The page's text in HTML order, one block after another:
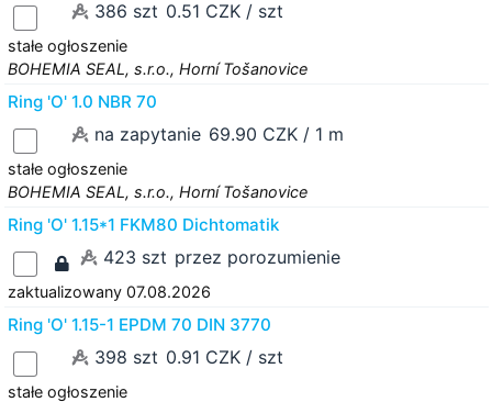
386 szt 0.51 CZK / szt
stałe ogłoszenie
BOHEMIA SEAL, s.r.o., Horní Tošanovice
Ring 'O' 1.0 NBR 70
na zapytanie 69.90 CZK / 1 m
stałe ogłoszenie
BOHEMIA SEAL, s.r.o., Horní Tošanovice
Ring 'O' 1.15*1 FKM80 Dichtomatik
423 szt przez porozumienie
zaktualizowany 07.08.2026
Ring 'O' 1.15-1 EPDM 70 DIN 3770
398 szt 0.91 CZK / szt
stałe ogłoszenie